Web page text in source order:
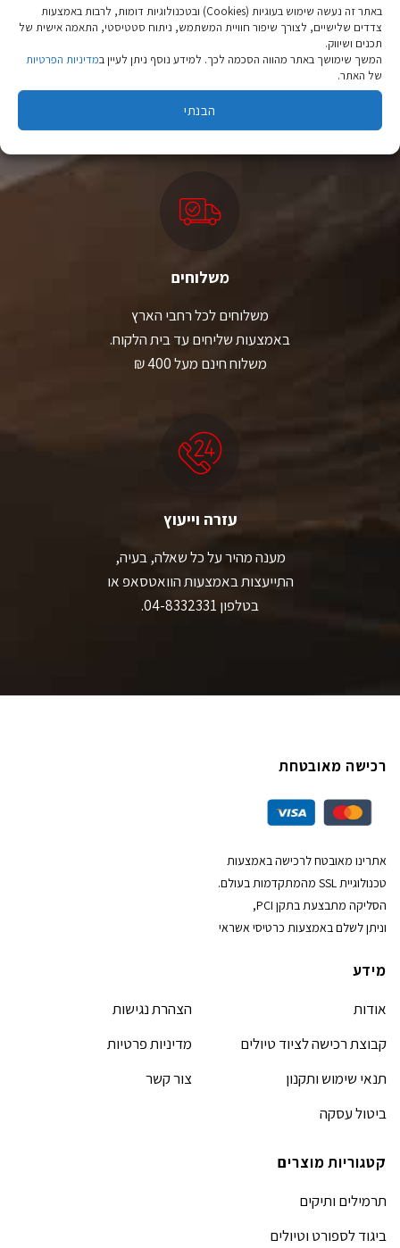
באתר זה נעשה שימוש בעוגיות (Cookies) ובטכנולוגיות דומות, לרבות באמצעות
צדדים שלישיים, לצורך שיפור חוויית המשתמש, ניתוח סטטיסטי, התאמה אישית של
תכנים ושיווק.
המשך שימושך באתר מהווה הסכמה לכך. למידע נוסף ניתן לעיין במדיניות הפרטיות
של האתר.
הבנתי
המוצר
ציוד טיולים
יבוא ישיר לצד מותגים מובילים במחירים ללא תחרות.
משלוחים
משלוחים לכל רחבי הארץ
באמצעות שליחים עד בית הלקוח.
משלוח חינם מעל 400 ₪
עזרה וייעוץ
מענה מהיר על כל שאלה, בעיה,
התייעצות באמצעות הוואטסאפ או
בטלפון 04-8332331.
רכישה מאובטחת
אתרינו מאובטח לרכישה באמצעות
טכנולוגיית SSL מהמתקדמות בעולם.
הסליקה מתבצעת בתקן PCI,
וניתן לשלם באמצעות כרטיסי אשראי
מידע
אודות
קבוצת רכישה לציוד טיולים
תנאי שימוש ותקנון
ביטול עסקה
הצהרת נגישות
מדיניות פרטיות
צור קשר
קטגוריות מוצרים
תרמילים ותיקים
ביגוד לספורט וטיולים